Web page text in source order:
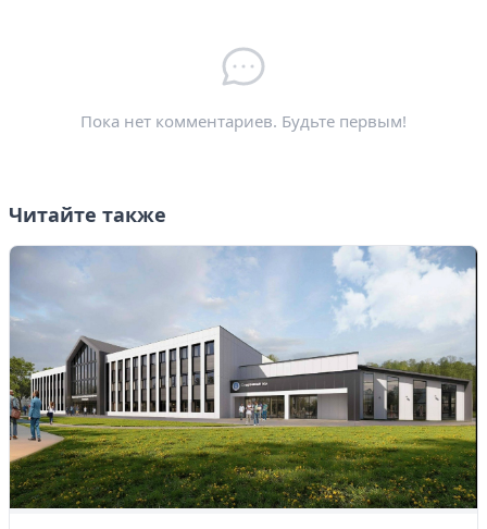
Пока нет комментариев. Будьте первым!
Читайте также